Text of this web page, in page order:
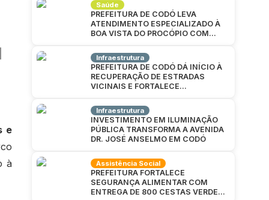
e
à
Saúde
PREFEITURA DE CODÓ LEVA
ATENDIMENTO ESPECIALIZADO À
BOA VISTA DO PROCÓPIO COM
Infraestrutura
PREFEITURA DE CODÓ DÁ INÍCIO À
RECUPERAÇÃO DE ESTRADAS
VICINAIS E FORTALECE
Infraestrutura
INVESTIMENTO EM ILUMINAÇÃO
PÚBLICA TRANSFORMA A AVENIDA
DR. JOSÉ ANSELMO EM CODÓ
Assistência Social
PREFEITURA FORTALECE
SEGURANÇA ALIMENTAR COM
ENTREGA DE 800 CESTAS VERDES